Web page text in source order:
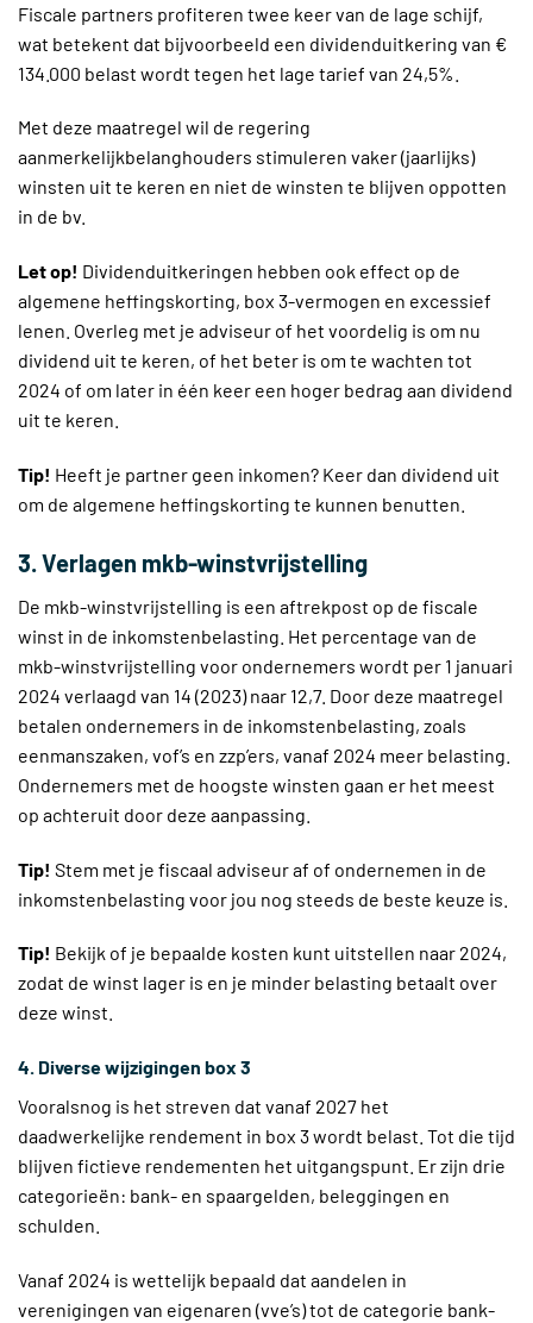
Fiscale partners profiteren twee keer van de lage schijf,
wat betekent dat bijvoorbeeld een dividenduitkering van €
134.000 belast wordt tegen het lage tarief van 24,5%.
Met deze maatregel wil de regering
aanmerkelijkbelanghouders stimuleren vaker (jaarlijks)
winsten uit te keren en niet de winsten te blijven oppotten
in de bv.
Let op! Dividenduitkeringen hebben ook effect op de
algemene heffingskorting, box 3-vermogen en excessief
lenen. Overleg met je adviseur of het voordelig is om nu
dividend uit te keren, of het beter is om te wachten tot
2024 of om later in één keer een hoger bedrag aan dividend
uit te keren.
Tip! Heeft je partner geen inkomen? Keer dan dividend uit
om de algemene heffingskorting te kunnen benutten.
3. Verlagen mkb-winstvrijstelling
De mkb-winstvrijstelling is een aftrekpost op de fiscale
winst in de inkomstenbelasting. Het percentage van de
mkb-winstvrijstelling voor ondernemers wordt per 1 januari
2024 verlaagd van 14 (2023) naar 12,7. Door deze maatregel
betalen ondernemers in de inkomstenbelasting, zoals
eenmanszaken, vof’s en zzp’ers, vanaf 2024 meer belasting.
Ondernemers met de hoogste winsten gaan er het meest
op achteruit door deze aanpassing.
Tip! Stem met je fiscaal adviseur af of ondernemen in de
inkomstenbelasting voor jou nog steeds de beste keuze is.
Tip! Bekijk of je bepaalde kosten kunt uitstellen naar 2024,
zodat de winst lager is en je minder belasting betaalt over
deze winst.
4. Diverse wijzigingen box 3
Vooralsnog is het streven dat vanaf 2027 het
daadwerkelijke rendement in box 3 wordt belast. Tot die tijd
blijven fictieve rendementen het uitgangspunt. Er zijn drie
categorieën: bank- en spaargelden, beleggingen en
schulden.
Vanaf 2024 is wettelijk bepaald dat aandelen in
verenigingen van eigenaren (vve’s) tot de categorie bank-